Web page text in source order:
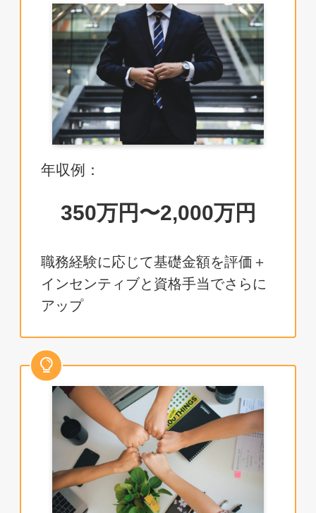
年収例：
350万円〜2,000万円
職務経験に応じて基礎金額を評価＋
インセンティブと資格手当でさらに
アップ